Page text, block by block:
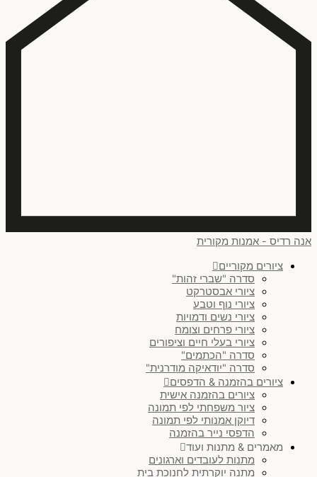
אנה רדיס - אמנות מקורית
ציורים מקוריים
סדרה "שברי זהות"
ציורי אבסטרקט
ציורי נוף וטבע
ציורי נשים ודמויות
ציורי פרחים וצומח
ציורי בעלי חיים וציפורים
סדרה "הכתמים"
סדרה "יודאיקה מודרנית"
ציורים בהזמנה & הדפסים
ציורים בהזמנה אישית
ציור משפחתי לפי תמונה
דיוקן אמנותי לפי תמונה
הדפסי נייר בהזמנה
מאמרים & מתנות ועוד
מתנות לעובדים וארגונים
מתנה יוקרתית לחנוכת בית